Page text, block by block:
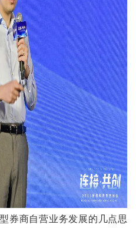
券商自营业务发展的几点思